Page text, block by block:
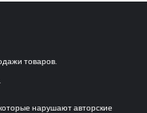
товаров.
нарушают авторские